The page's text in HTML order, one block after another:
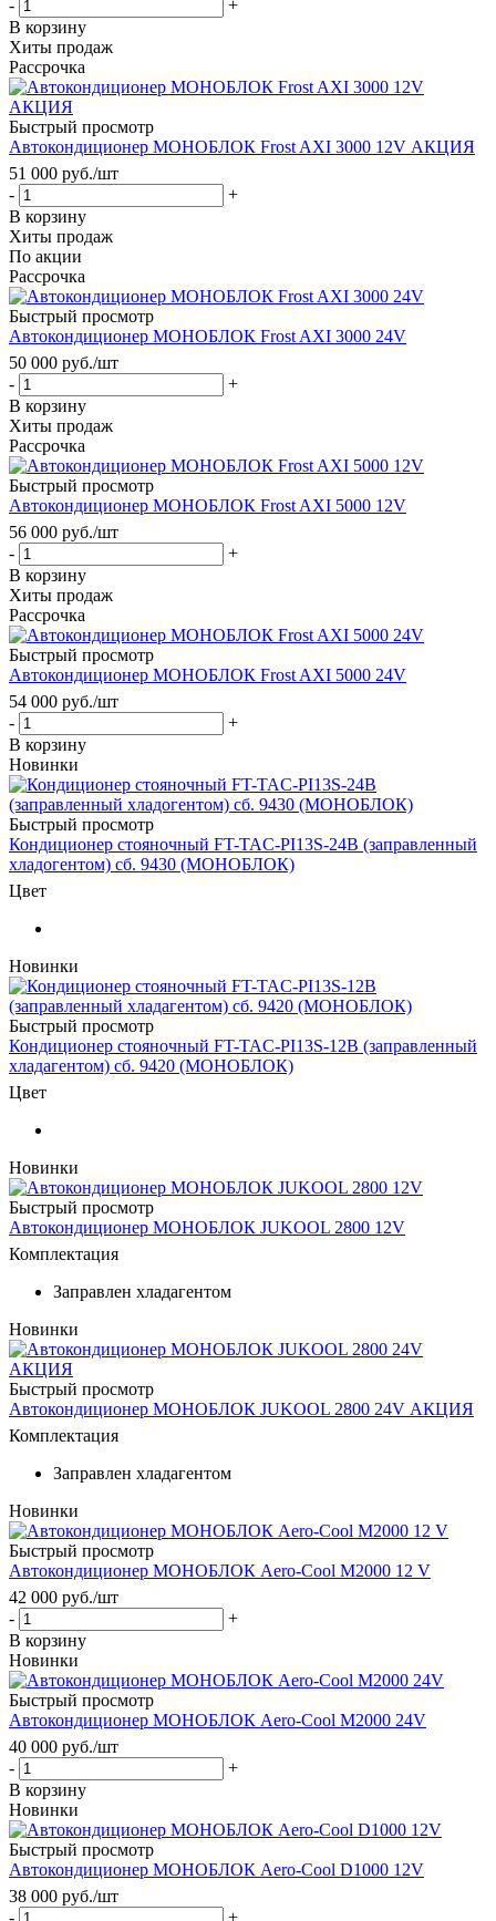
-
+
В корзину
Хиты продаж
Рассрочка
Быстрый просмотр
Автокондиционер МОНОБЛОК Frost AXI 3000 12V АКЦИЯ
51 000 руб./шт
-
+
В корзину
Хиты продаж
По акции
Рассрочка
Быстрый просмотр
Автокондиционер МОНОБЛОК Frost AXI 3000 24V
50 000 руб./шт
-
+
В корзину
Хиты продаж
Рассрочка
Быстрый просмотр
Автокондиционер МОНОБЛОК Frost AXI 5000 12V
56 000 руб./шт
-
+
В корзину
Хиты продаж
Рассрочка
Быстрый просмотр
Автокондиционер МОНОБЛОК Frost AXI 5000 24V
54 000 руб./шт
-
+
В корзину
Новинки
Быстрый просмотр
Кондиционер стояночный FT-TAC-PI13S-24В (заправленный
хладогентом) сб. 9430 (МОНОБЛОК)
Цвет
Новинки
Быстрый просмотр
Кондиционер стояночный FT-TAC-PI13S-12В (заправленный
хладагентом) сб. 9420 (МОНОБЛОК)
Цвет
Новинки
Быстрый просмотр
Автокондиционер МОНОБЛОК JUKOOL 2800 12V
Комплектация
Заправлен хладагентом
Новинки
Быстрый просмотр
Автокондиционер МОНОБЛОК JUKOOL 2800 24V АКЦИЯ
Комплектация
Заправлен хладагентом
Новинки
Быстрый просмотр
Автокондиционер МОНОБЛОК Aero-Cool M2000 12 V
42 000 руб./шт
-
+
В корзину
Новинки
Быстрый просмотр
Автокондиционер МОНОБЛОК Aero-Cool M2000 24V
40 000 руб./шт
-
+
В корзину
Новинки
Быстрый просмотр
Автокондиционер МОНОБЛОК Aero-Cool D1000 12V
38 000 руб./шт